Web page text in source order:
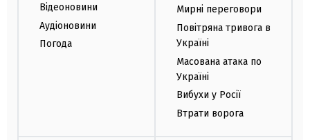
Відеоновини
Аудіоновини
Погода
Мирні переговори
Повітряна тривога в
Україні
Масована атака по
Україні
Вибухи у Росії
Втрати ворога